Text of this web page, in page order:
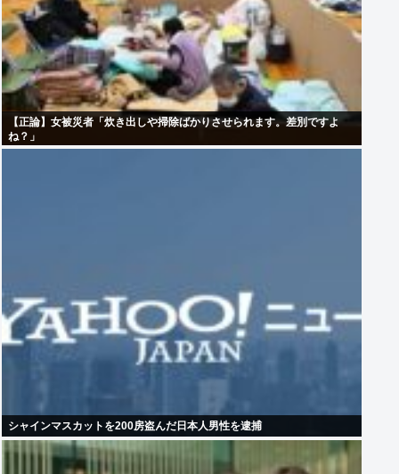
【正論】女被災者「炊き出しや掃除ばかりさせられます。差別ですよ
ね？」
シャインマスカットを200房盗んだ日本人男性を逮捕